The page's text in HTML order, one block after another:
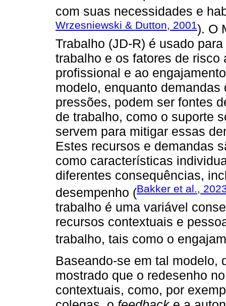
com suas necessidades e
Wrzesniewski & Dutton, 2001). O
Trabalho (JD-R) é usado
trabalho e os fatores de
profissional e ao
modelo, enquanto
pressões, podem ser fontes
de trabalho, como o suporte
servem para mitigar essas
Estes recursos e demandas
como características
diferentes consequências,
desempenho (Bakker et al.,
trabalho é uma variável
recursos contextuais e
trabalho, tais como o
Baseando-se em tal modelo,
mostrado que o redesenho
contextuais, como, por